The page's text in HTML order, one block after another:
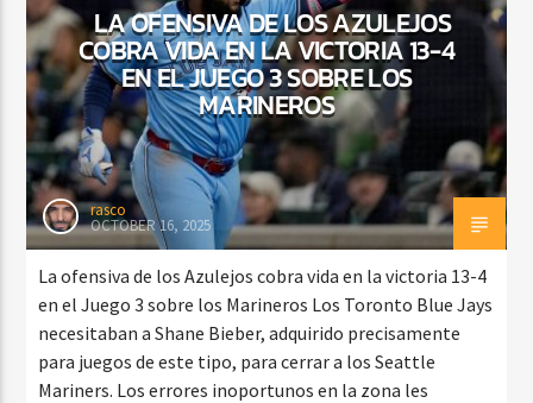
LA OFENSIVA DE LOS AZULEJOS
COBRA VIDA EN LA VICTORIA 13-4
EN EL JUEGO 3 SOBRE LOS
MARINEROS
rasco
OCTOBER 16, 2025
La ofensiva de los Azulejos cobra vida en la victoria 13-4
en el Juego 3 sobre los Marineros Los Toronto Blue Jays
necesitaban a Shane Bieber, adquirido precisamente
para juegos de este tipo, para cerrar a los Seattle
Mariners. Los errores inoportunos en la zona les